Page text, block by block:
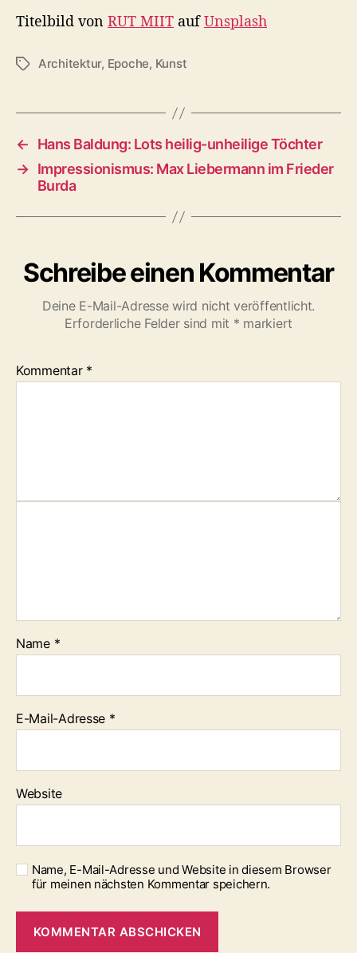
Titelbild von RUT MIIT aufUnsplash
S
l
g
w
Architektur, Epoche, Kunst
←
Hans Baldung: Lots heilig-unheilige Töchter
→ Impressionismus: Max Liebermann im Frieder
Burda
Schreibe einen Kommentar
Deine E-Mail-Adresse wird nicht veröffentlicht.
Erforderliche Felder sind mit * markiert
Kommentar *
Name *
E-Mail-Adresse *
Website
Name, E-Mail-Adresse und Website in diesem Browser
für meinen nächsten Kommentar speichern.